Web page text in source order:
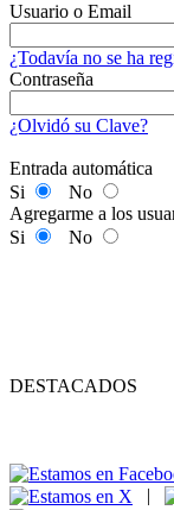
Usuario o Email
¿Todavía no se ha
Contraseña
¿Olvidó su Clave?
Entrada automática
Si
No
Agregarme a los
Si
No
DESTACADOS
|